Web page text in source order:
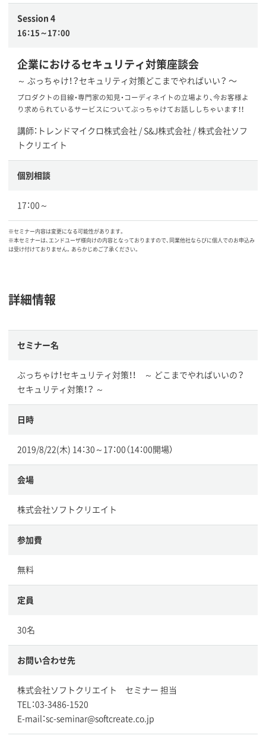
Session 4
16：15～17：00
企業におけるセキュリティ対策座談会
～ ぶっちゃけ！？セキュリティ対策どこまでやればいい？ 〜
プロダクトの目線・専門家の知見・コーディネイトの立場より、今お客様よ
り求められているサービスについてぶっちゃけてお話ししちゃいます！！
講師：トレンドマイクロ株式会社 / S&J株式会社 / 株式会社ソフ
トクリエイト
個別相談
17：00～
※セミナー内容は変更になる可能性があります。
※本セミナーは、エンドユーザ様向けの内容となっておりますので、同業他社ならびに個人でのお申込み
は受け付けておりません。あらかじめご了承ください。
詳細情報
セミナー名
ぶっちゃけ！セキュリティ対策！！ ～ どこまでやればいいの？
セキュリティ対策！？ ～
日時
2019/8/22(木) 14：30～17：00（14：00開場）
会場
株式会社ソフトクリエイト
参加費
無料
定員
30名
お問い合わせ先
株式会社ソフトクリエイト セミナー 担当
TEL：03-3486-1520
E-mail：sc-seminar@softcreate.co.jp